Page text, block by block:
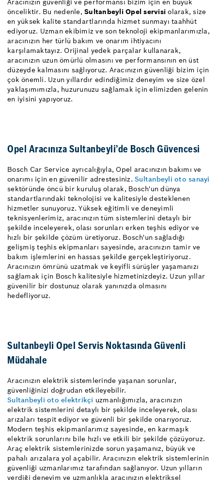
Aracınızın güvenliği ve performansı bizim için en büyük
önceliktir. Bu nedenle, Sultanbeyli Opel servisi olarak, size
en yüksek kalite standartlarında hizmet sunmayı taahhüt
ediyoruz. Uzman ekibimiz ve son teknoloji ekipmanlarımızla,
aracınızın her türlü bakım ve onarım ihtiyacını
karşılamaktayız. Orijinal yedek parçalar kullanarak,
aracınızın uzun ömürlü olmasını ve performansının en üst
düzeyde kalmasını sağlıyoruz. Aracınızın güvenliği bizim için
çok önemli. Uzun yıllardır edindiğimiz deneyim ve size özel
yaklaşımımızla, huzurunuzu sağlamak için elimizden gelenin
en iyisini yapıyoruz.
Opel Aracınıza Sultanbeyli’de Bosch Güvencesi
Bosch Car Service ayrıcalığıyla, Opel aracınızın bakımı ve
onarımı için en güvenilir adrestesiniz. Sultanbeyli oto sanayi
sektöründe öncü bir kuruluş olarak, Bosch'un dünya
standartlarındaki teknolojisi ve kalitesiyle desteklenen
hizmetler sunuyoruz. Yüksek eğitimli ve deneyimli
teknisyenlerimiz, aracınızın tüm sistemlerini detaylı bir
şekilde inceleyerek, olası sorunları erken teşhis ediyor ve
hızlı bir şekilde çözüm üretiyoruz. Bosch'un sağladığı
gelişmiş teşhis ekipmanları sayesinde, aracınızın tamir ve
bakım işlemlerini en hassas şekilde gerçekleştiriyoruz.
Aracınızın ömrünü uzatmak ve keyifli sürüşler yaşamanızı
sağlamak için Bosch kalitesiyle hizmetinizdeyiz. Uzun yıllar
güvenilir bir dostunuz olarak yanınızda olmasını
hedefliyoruz.
Sultanbeyli Opel Servis Noktasında Güvenli
Müdahale
Aracınızın elektrik sistemlerinde yaşanan sorunlar,
güvenliğinizi doğrudan etkileyebilir.
Sultanbeyli oto elektrikçi uzmanlığımızla, aracınızın
elektrik sistemlerini detaylı bir şekilde inceleyerek, olası
arızaları tespit ediyor ve güvenli bir şekilde onarıyoruz.
Modern teşhis ekipmanlarımız sayesinde, en karmaşık
elektrik sorunlarını bile hızlı ve etkili bir şekilde çözüyoruz.
Araç elektrik sistemlerinizde sorun yaşamanız, büyük ve
pahalı arızalara yol açabilir. Aracınızın elektrik sistemlerinin
güvenliği uzmanlarımız tarafından sağlanıyor. Uzun yılların
verdiği deneyim ve uzmanlıkla aracınızın elektriksel